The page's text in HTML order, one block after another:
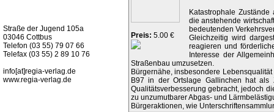
Straße der Jugend 105a
03046 Cottbus
Telefon (03 55) 79 07 66
Telefax (03 55) 2 89 10 76
info[at]regia-verlag.de
www.regia-verlag.de
Preis: 5.00 €
Katastrophale
die anstehende
bedeutenden
Gleichzeitig wird
reagieren und
Interesse der
Straßenbau umzusetzen.
Bürgernähe, insbesondere
B97 in der Ortslage Gallinchen hat
Qualitätsverbesserung gebracht, jedoch
zu unzumutbarer Abgas- und
Bürgeraktionen, wie